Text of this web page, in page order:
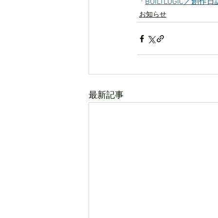
「 BUILTLOGIC／創作日
お知らせ
最新記事